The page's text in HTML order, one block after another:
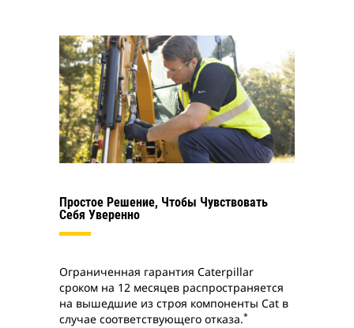
Простое Решение, Чтобы Чувствовать
Себя Уверенно
Ограниченная гарантия Caterpillar
сроком на 12 месяцев распространяется
на вышедшие из строя компоненты Cat в
случае соответствующего отказа.*